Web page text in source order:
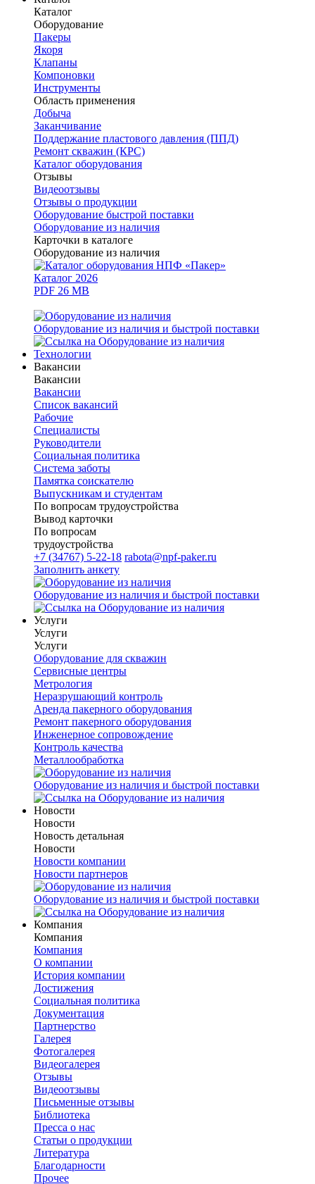
Каталог
Оборудование
Пакеры
Якоря
Клапаны
Компоновки
Инструменты
Область применения
Добыча
Заканчивание
Поддержание пластового давления (ППД)
Ремонт скважин (КРС)
Каталог оборудования
Отзывы
Видеоотзывы
Отзывы о продукции
Оборудование быстрой поставки
Оборудование из наличия
Карточки в каталоге
Оборудование из наличия
Каталог 2026
PDF 26 MB
Оборудование из наличия и быстрой поставки
Технологии
Вакансии
Вакансии
Вакансии
Список вакансий
Рабочие
Специалисты
Руководители
Cоциальная политика
Система заботы
Памятка соискателю
Выпускникам и студентам
По вопросам трудоустройства
Вывод карточки
По вопросам
трудоустройства
+7 (34767) 5-22-18 rabota@npf-paker.ru
Заполнить анкету
Оборудование из наличия и быстрой поставки
Услуги
Услуги
Услуги
Оборудование для скважин
Сервисные центры
Метрология
Неразрушающий контроль
Аренда пакерного оборудования
Ремонт пакерного оборудования
Инженерное сопровождение
Контроль качества
Металлообработка
Оборудование из наличия и быстрой поставки
Новости
Новости
Новость детальная
Новости
Новости компании
Новости партнеров
Оборудование из наличия и быстрой поставки
Компания
Компания
Компания
О компании
История компании
Достижения
Социальная политика
Документация
Партнерство
Галерея
Фотогалерея
Видеогалерея
Отзывы
Видеоотзывы
Письменные отзывы
Библиотека
Пресса о нас
Статьи о продукции
Литература
Благодарности
Прочее